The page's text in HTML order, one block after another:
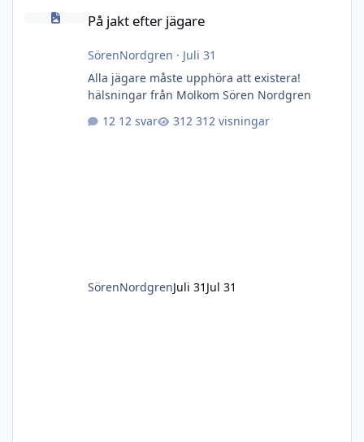
På jakt efter jägare
På jakt efter jägare
SörenNordgren · Juli 31
Alla jägare måste upphöra att existera!
hälsningar från Molkom Sören Nordgren
12 svar
312 visningar
SörenNordgrenJuli 31 Jul 31